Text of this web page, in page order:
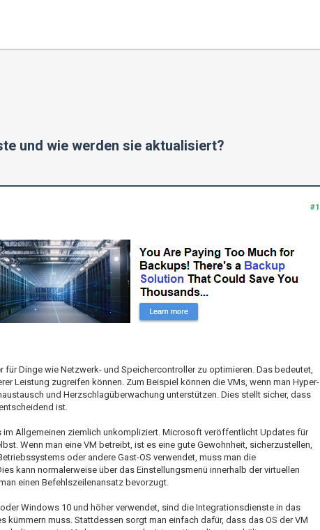
und wie werden sie aktualisiert?
#1
Dinge wie Netzwerk- und Speichercontroller zu optimieren. Das bedeutet,
Leistung zugreifen können. Zum Beispiel können die VMs, wenn man Hyper-
und Herzschlagüberwachung unterstützen. Dies stellt sicher, dass
ist.
Allgemeinen ziemlich unkompliziert. Microsoft veröffentlicht Updates für
Wenn man eine VM betreibt, ist es eine gute Gewohnheit, sicherzustellen,
oder andere Gast-OS verwendet, muss man die
kann normalerweise über das Einstellungsmenü innerhalb der virtuellen
einen Befehlszeilenansatz bevorzugt.
Windows 10 und höher verwendet, sind die Integrationsdienste in das
muss. Stattdessen sorgt man einfach dafür, dass das OS der VM